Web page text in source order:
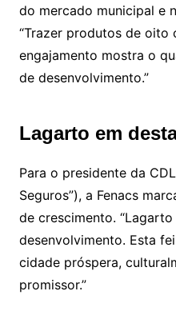
do mercado municipal e
“Trazer produtos de oito
engajamento mostra o
de desenvolvimento.”
Lagarto em
Para o presidente da
Seguros”), a Fenacs
de crescimento.
desenvolvimento. Esta
cidade próspera,
promissor.”